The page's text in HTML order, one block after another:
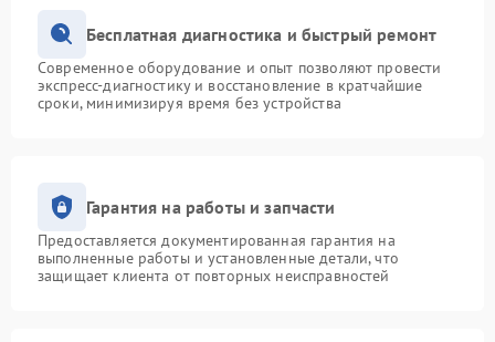
Бесплатная диагностика и быстрый ремонт
Современное оборудование и опыт позволяют провести
экспресс-диагностику и восстановление в кратчайшие
сроки, минимизируя время без устройства
Гарантия на работы и запчасти
Предоставляется документированная гарантия на
выполненные работы и установленные детали, что
защищает клиента от повторных неисправностей